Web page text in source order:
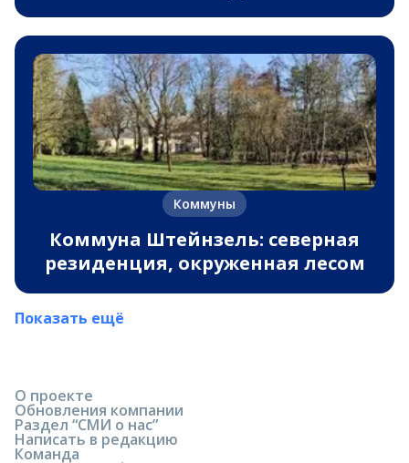
Коммуны
Коммуна Штейнзель: северная
резиденция, окруженная лесом
Показать ещё
О проекте
Обновления компании
Раздел “СМИ о нас”
Написать в редакцию
Команда